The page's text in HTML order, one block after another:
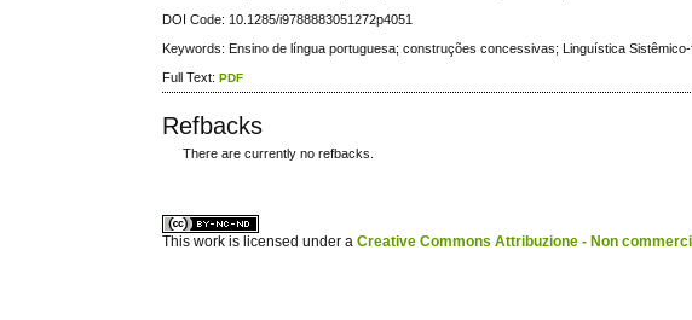
DOI Code: 10.1285/i9788883051272p4051
Keywords: Ensino de língua portuguesa; construções concessivas; Linguística Sistêmico-
Full Text:PDF
Refbacks
There are currently no refbacks.
This work is licensed under aCreative Commons Attribuzione - Non